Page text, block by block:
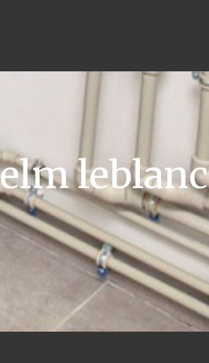
leblanc